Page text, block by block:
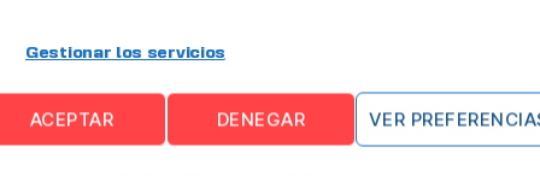
Gestionar los servicios
ACEPTAR DENEGAR VER
en
PorAlberto Gutierrez